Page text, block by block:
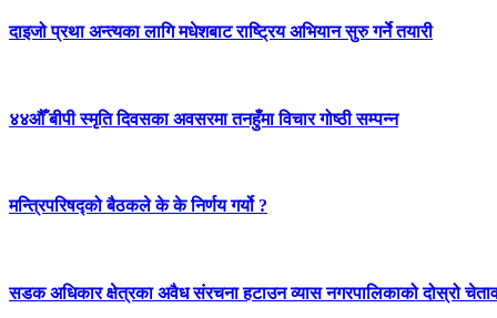
दाइजो प्रथा अन्त्यका लागि मधेशबाट राष्ट्रिय अभियान सुरु गर्ने तयारी
४४औँ बीपी स्मृति दिवसका अवसरमा तनहुँमा विचार गोष्ठी सम्पन्न
मन्त्रिपरिषद्को बैठकले के के निर्णय गर्यो ?
सडक अधिकार क्षेत्रका अवैध संरचना हटाउन व्यास नगरपालिकाको दोस्रो